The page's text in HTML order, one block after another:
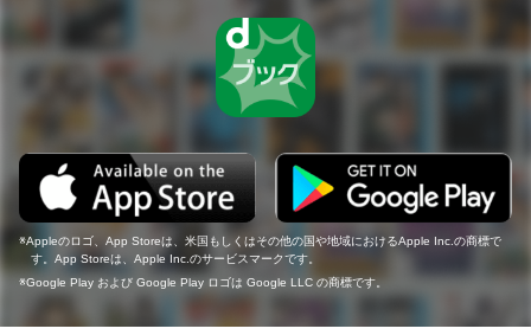
Appleのロゴ、App Storeは、米国もしくはその他の国や地域におけるApple Inc.の商標で
す。App Storeは、Apple Inc.のサービスマークです。
Google Play および Google Play ロゴは Google LLC の商標です。